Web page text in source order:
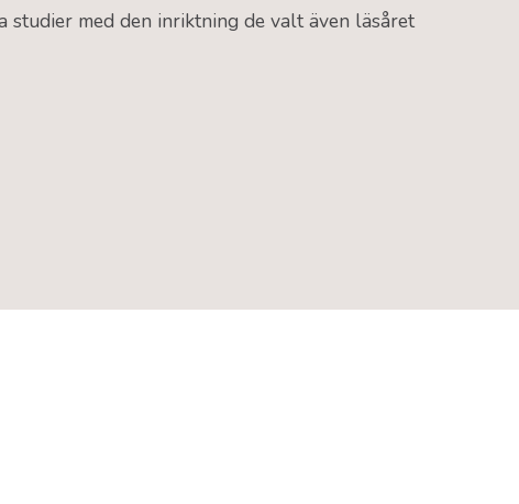
med den inriktning de valt även läsåret